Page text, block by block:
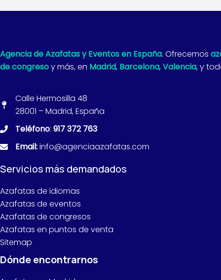
Agencia de Azafatas y Eventos en España. Ofrecemos
de congresoy más, en Madrid, Barcelona,Valencia, y
Calle Hermosilla 48
28001 – Madrid, España
Teléfono: 917 372 763
Email:info@agenciaazafatas.com
Servicios más demandados
Azafatas de idiomas
Azafatas de eventos
Azafatas de congresos
Azafatas en puntos de venta
Sitemap
Dónde encontrarnos